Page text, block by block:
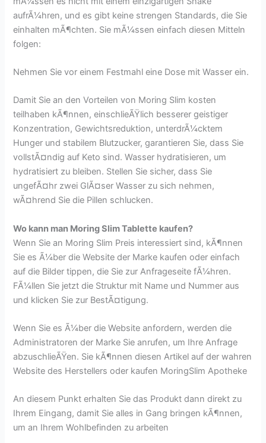
aufrÃ¼hren, und es gibt keine strengen Standards, die Sie
einhalten mÃ¶chten. Sie mÃ¼ssen einfach diesen Mitteln
folgen:
Nehmen Sie vor einem Festmahl eine Dose mit Wasser ein.
Damit Sie an den Vorteilen von Moring Slim kosten
teilhaben kÃ¶nnen, einschlieÃŸlich besserer geistiger
Konzentration, Gewichtsreduktion, unterdrÃ¼cktem
Hunger und stabilem Blutzucker, garantieren Sie, dass Sie
vollstÃ¤ndig auf Keto sind. Wasser hydratisieren, um
hydratisiert zu bleiben. Stellen Sie sicher, dass Sie
ungefÃ¤hr zwei GlÃ¤ser Wasser zu sich nehmen,
wÃ¤hrend Sie die Pillen schlucken.
Wo kann man Moring Slim Tablette kaufen?
Wenn Sie an Moring Slim Preis interessiert sind, kÃ¶nnen
Sie es Ã¼ber die Website der Marke kaufen oder einfach
auf die Bilder tippen, die Sie zur Anfrageseite fÃ¼hren.
FÃ¼llen Sie jetzt die Struktur mit Name und Nummer aus
und klicken Sie zur BestÃ¤tigung.
Wenn Sie es Ã¼ber die Website anfordern, werden die
Administratoren der Marke Sie anrufen, um Ihre Anfrage
abzuschlieÃŸen. Sie kÃ¶nnen diesen Artikel auf der wahren
Website des Herstellers oder kaufen MoringSlim Apotheke
An diesem Punkt erhalten Sie das Produkt dann direkt zu
Ihrem Eingang, damit Sie alles in Gang bringen kÃ¶nnen,
um an Ihrem Wohlbefinden zu arbeiten